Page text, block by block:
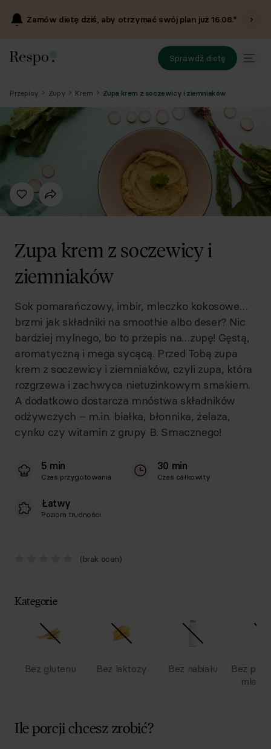
Zamów dietę dziś, aby otrzymać swój plan już16.08.*
Sprawdź dietę
Przepisy Zupy Krem Zupa krem z soczewicy i ziemniaków
Zupa krem z soczewicy i
ziemniaków
Sok pomarańczowy, imbir, mleczko kokosowe…
brzmi jak składniki na smoothie albo deser? Nic
bardziej mylnego, bo to przepis na…zupę! Gęstą,
aromatyczną i mega sycącą. Przed Tobą zupa
krem z soczewicy i ziemniaków, czyli zupa, która
rozgrzewa i zachwyca nietuzinkowym smakiem.
A dodatkowo dostarcza mnóstwa składników
odżywczych – m.in. białka, błonnika, żelaza,
cynku czy witamin z grupy B. Smacznego!
5 min
Czas przygotowania
30 min
Czas całkowity
Łatwy
Poziom trudności
(brak ocen)
Kategorie
Bez glutenu Bez laktozy Bez nabiału
Bez
Ile porcji chcesz zrobić?